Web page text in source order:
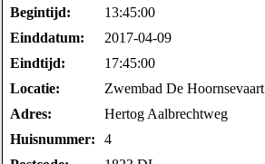
Begintijd:
13:45:00
Einddatum:
2017-04-09
Eindtijd:
17:45:00
Locatie:
Zwembad De Hoornsevaart
Adres:
Hertog Aalbrechtweg
Huisnummer:
4